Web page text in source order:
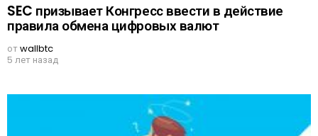
SEC призывает Конгресс ввести в действие
правила обмена цифровых валют
отwallbtc
5 лет назад